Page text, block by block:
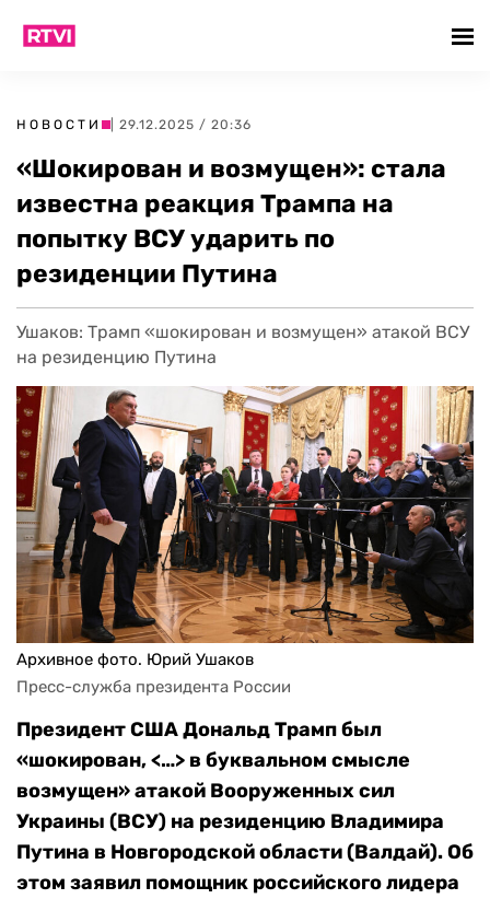
НОВОСТИ | 29.12.2025 / 20:36
«Шокирован и возмущен»: стала
известна реакция Трампа на
попытку ВСУ ударить по
резиденции Путина
Ушаков: Трамп «шокирован и возмущен» атакой ВСУ
на резиденцию Путина
Архивное фото. Юрий Ушаков
Пресс-служба президента России
Президент США Дональд Трамп был
«шокирован, <…> в буквальном смысле
возмущен» атакой Вооруженных сил
Украины (ВСУ) на резиденцию Владимира
Путина в Новгородской области (Валдай). Об
этом заявил помощник российского лидера